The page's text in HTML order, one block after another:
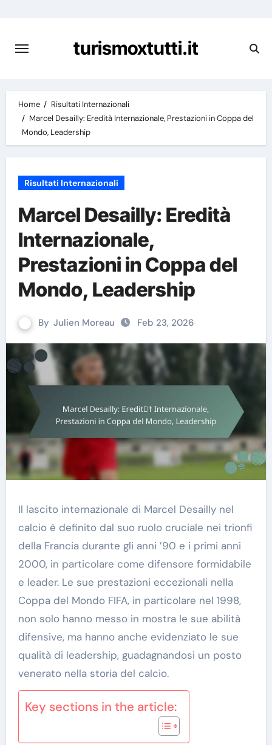
content
turismoxtutti.it
Home
Risultati Internazionali
Marcel Desailly: Eredità Internazionale, Prestazioni in Coppa del
Mondo, Leadership
Risultati Internazionali
Marcel Desailly: Eredità
Internazionale,
Prestazioni in Coppa del
Mondo, Leadership
By Julien Moreau Feb 23, 2026
Il lascito internazionale di Marcel Desailly nel
calcio è definito dal suo ruolo cruciale nei trionfi
della Francia durante gli anni ’90 e i primi anni
2000, in particolare come difensore formidabile
e leader. Le sue prestazioni eccezionali nella
Coppa del Mondo FIFA, in particolare nel 1998,
non solo hanno messo in mostra le sue abilità
difensive, ma hanno anche evidenziato le sue
qualità di leadership, guadagnandosi un posto
venerato nella storia del calcio.
Key sections in the article: